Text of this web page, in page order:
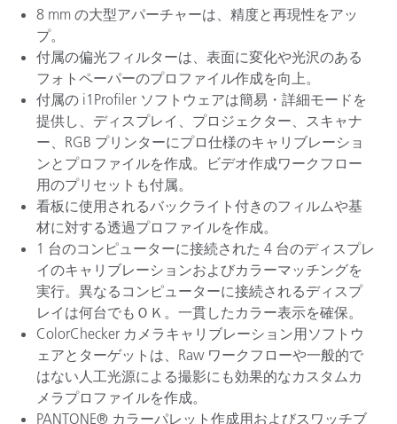
8 mm の大型アパーチャーは、精度と再現性をアッ
プ。
付属の偏光フィルターは、表面に変化や光沢のある
フォトペーパーのプロファイル作成を向上。
付属の i1Profiler ソフトウェアは簡易・詳細モードを
提供し、ディスプレイ、プロジェクター、スキャナ
ー、RGB プリンターにプロ仕様のキャリブレーショ
ンとプロファイルを作成。ビデオ作成ワークフロー
用のプリセットも付属。
看板に使用されるバックライト付きのフィルムや基
材に対する透過プロファイルを作成。
1 台のコンピューターに接続された 4 台のディスプレ
イのキャリブレーションおよびカラーマッチングを
実行。異なるコンピューターに接続されるディスプ
レイは何台でもＯＫ。一貫したカラー表示を確保。
ColorChecker カメラキャリブレーション用ソフトウ
ェアとターゲットは、Raw ワークフローや一般的で
はない人工光源による撮影にも効果的なカスタムカ
メラプロファイルを作成。
PANTONE® カラーパレット作成用およびスワッチブ